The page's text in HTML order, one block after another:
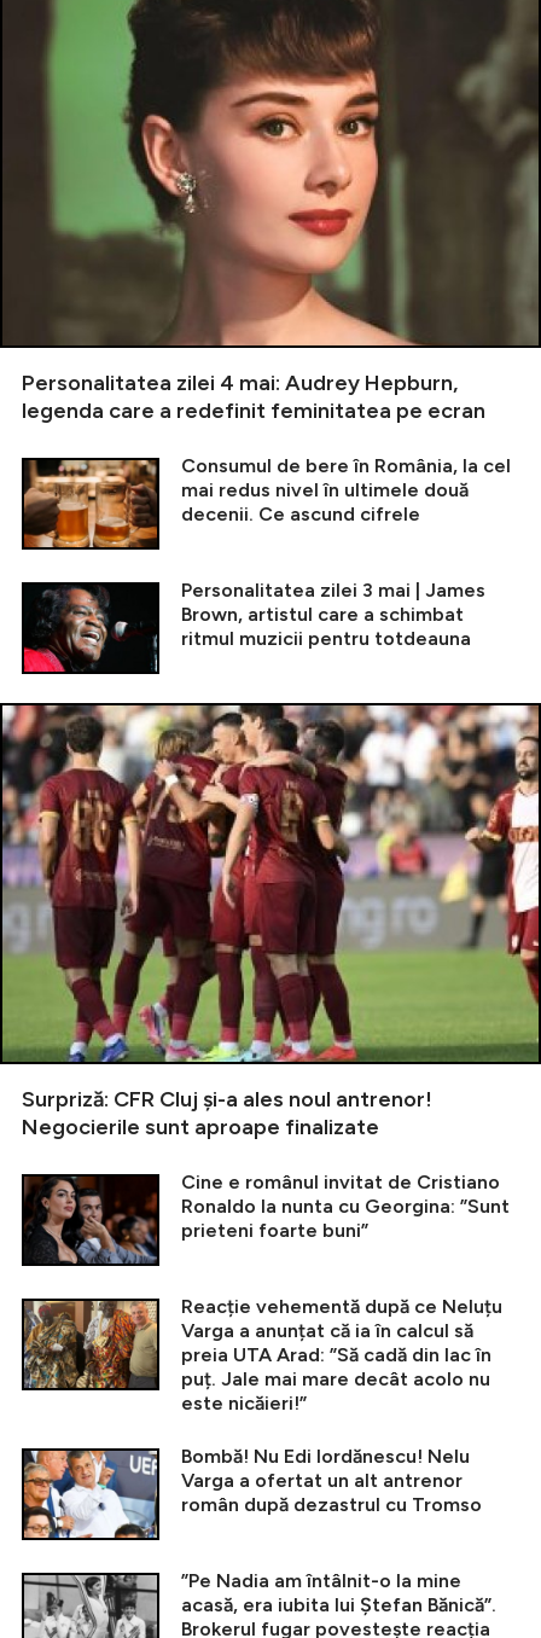
Personalitatea zilei 4 mai: Audrey Hepburn,
legenda care a redefinit feminitatea pe ecran
Consumul de bere în România, la cel
mai redus nivel în ultimele două
decenii. Ce ascund cifrele
Personalitatea zilei 3 mai | James
Brown, artistul care a schimbat
ritmul muzicii pentru totdeauna
Surpriză: CFR Cluj și-a ales noul antrenor!
Negocierile sunt aproape finalizate
Cine e românul invitat de Cristiano
Ronaldo la nunta cu Georgina: ”Sunt
prieteni foarte buni”
Reacție vehementă după ce Neluțu
Varga a anunțat că ia în calcul să
preia UTA Arad: ”Să cadă din lac în
puț. Jale mai mare decât acolo nu
este nicăieri!”
Bombă! Nu Edi Iordănescu! Nelu
Varga a ofertat un alt antrenor
român după dezastrul cu Tromso
”Pe Nadia am întâlnit-o la mine
acasă, era iubita lui Ștefan Bănică”.
Brokerul fugar povestește reacția